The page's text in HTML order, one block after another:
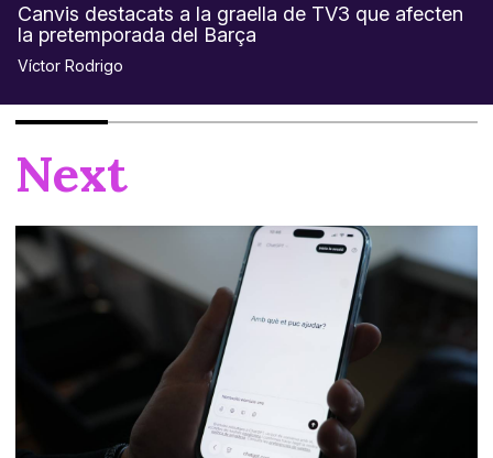
Canvis destacats a la graella de TV3 que afecten
la pretemporada del Barça
Víctor Rodrigo
Next